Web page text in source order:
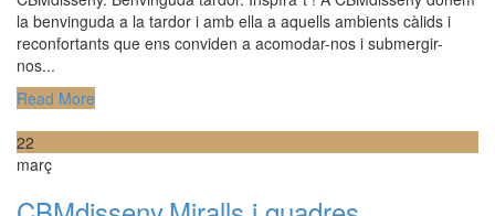
la benvinguda a la tardor i amb ella a aquells ambients càlids i
reconfortants que ens conviden a acomodar-nos i submergir-
nos...
Read More
22
març